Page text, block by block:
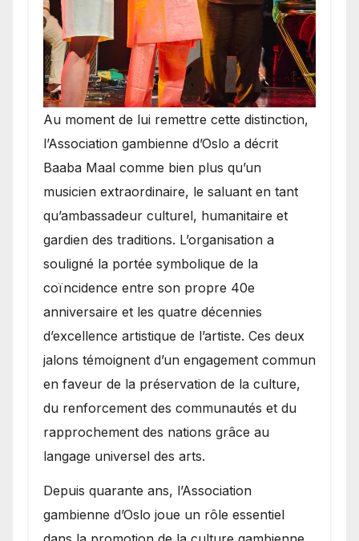
​Au moment de lui remettre cette distinction,
l’Association gambienne d’Oslo a décrit
Baaba Maal comme bien plus qu’un
musicien extraordinaire, le saluant en tant
qu’ambassadeur culturel, humanitaire et
gardien des traditions. L’organisation a
souligné la portée symbolique de la
coïncidence entre son propre 40e
anniversaire et les quatre décennies
d’excellence artistique de l’artiste. Ces deux
jalons témoignent d’un engagement commun
en faveur de la préservation de la culture,
du renforcement des communautés et du
rapprochement des nations grâce au
langage universel des arts.
​Depuis quarante ans, l’Association
gambienne d’Oslo joue un rôle essentiel